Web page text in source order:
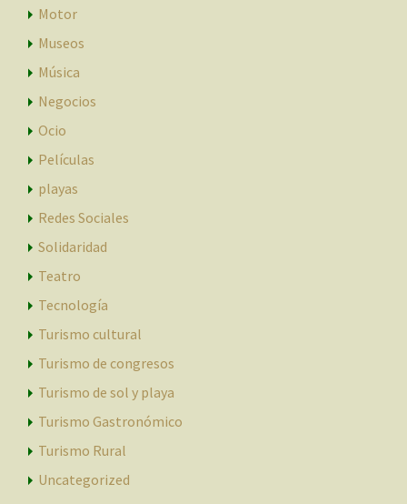
Motor
Museos
Música
Negocios
Ocio
Películas
playas
Redes Sociales
Solidaridad
Teatro
Tecnología
Turismo cultural
Turismo de congresos
Turismo de sol y playa
Turismo Gastronómico
Turismo Rural
Uncategorized